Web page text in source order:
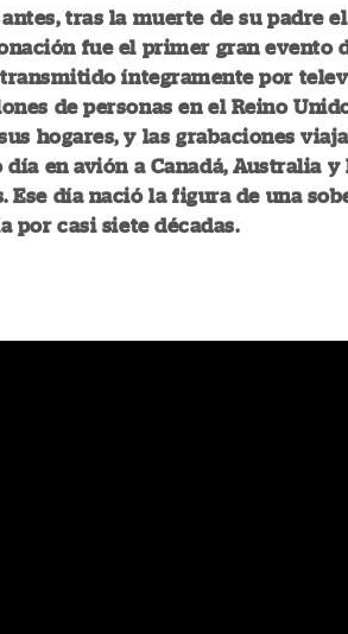
antes, tras la muerte de su padre
fue el primer gran evento
íntegramente por
de personas en el Reino
hogares, y las grabaciones
día en avión a Canadá, Australia y
Ese día nació la figura de una
por casi siete décadas.